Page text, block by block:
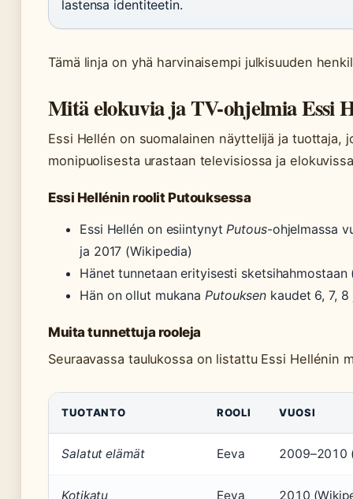
lastensa identiteetin.
Tämä linja on yhä harvinaisempi julkisuuden
Mitä elokuvia ja TV-ohjelmia Essi
Essi Hellén on suomalainen näyttelijä ja tuottaja,
monipuolisesta urastaan televisiossa ja
Essi Hellénin roolit Putouksessa
Essi Hellén on esiintynytPutous-ohjelmassa
ja 2017 (Wikipedia)
Hänet tunnetaan erityisesti sketsihahmostaan
Hän on ollut mukana Putouksen kaudet 6, 7,
Muita tunnettuja rooleja
Seuraavassa taulukossa on listattu Essi Hellénin
TUOTANTO ROOLI VUOSI
Salatut elämät Eeva 2009–2010
Kotikatu Eeva 2010